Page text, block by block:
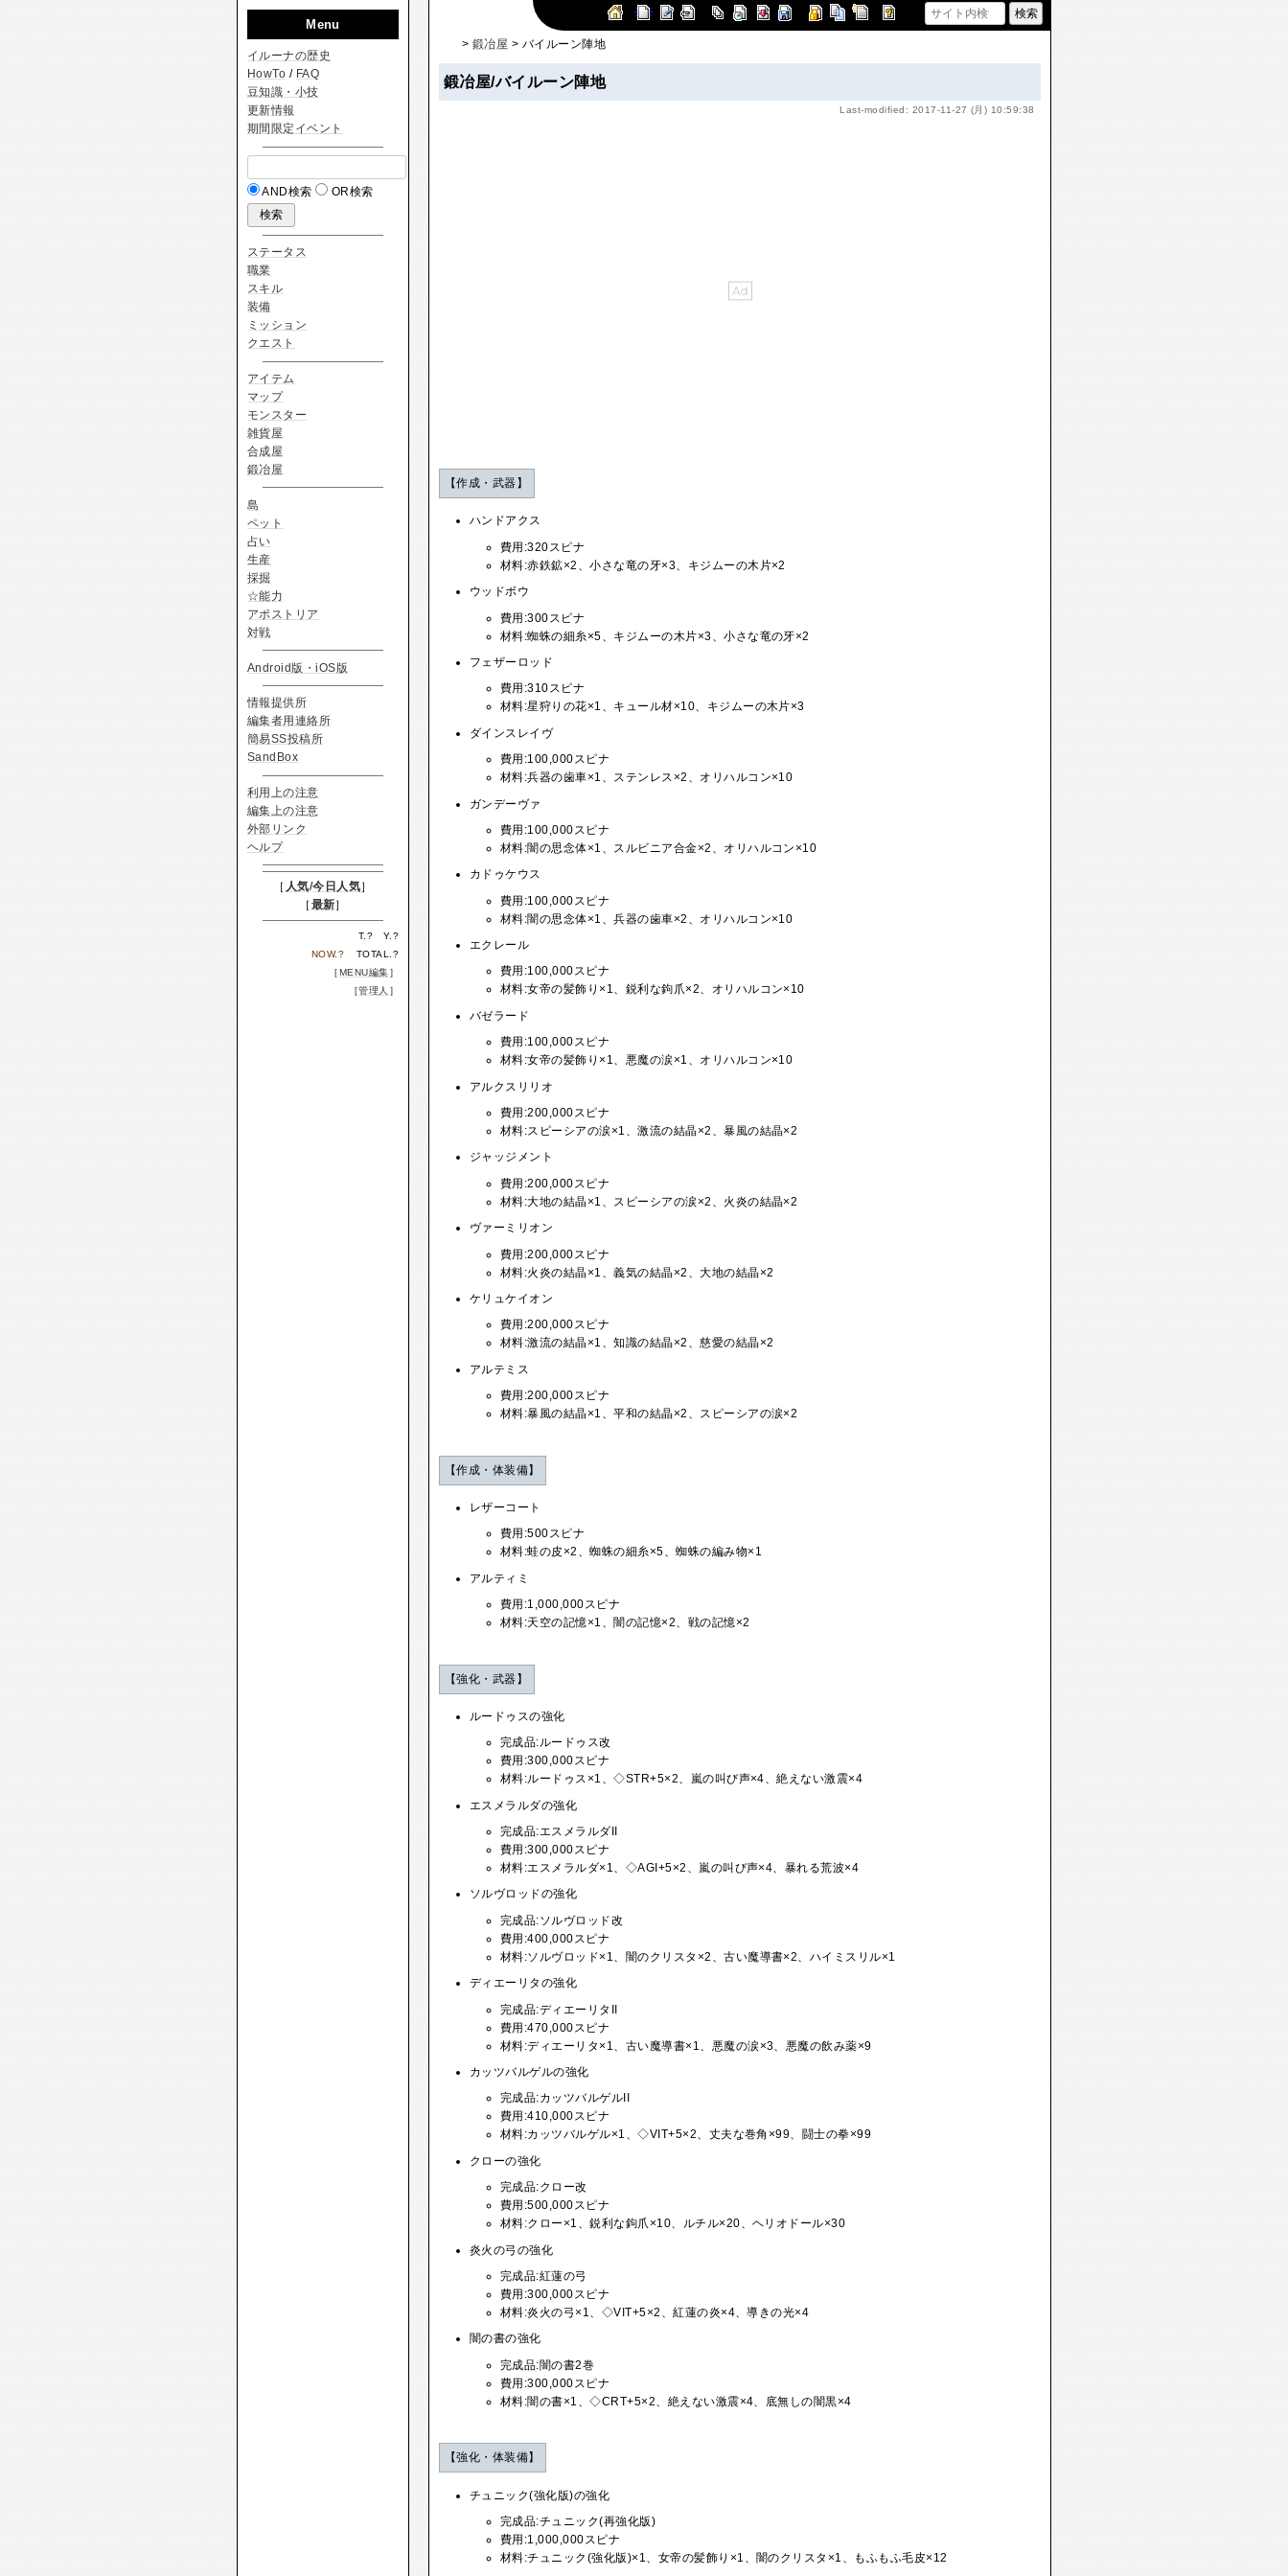
> 鍛冶屋 > バイルーン陣地
鍛冶屋/バイルーン陣地
Last-modified: 2017-11-27 (月) 10:59:38
【作成・武器】
ハンドアクス
費用:320スピナ
材料:赤鉄鉱×2、小さな竜の牙×3、キジムーの木片×2
ウッドボウ
費用:300スピナ
材料:蜘蛛の細糸×5、キジムーの木片×3、小さな竜の牙×2
フェザーロッド
費用:310スピナ
材料:星狩りの花×1、キュール材×10、キジムーの木片×3
ダインスレイヴ
費用:100,000スピナ
材料:兵器の歯車×1、ステンレス×2、オリハルコン×10
ガンデーヴァ
費用:100,000スピナ
材料:闇の思念体×1、スルビニア合金×2、オリハルコン×10
カドゥケウス
費用:100,000スピナ
材料:闇の思念体×1、兵器の歯車×2、オリハルコン×10
エクレール
費用:100,000スピナ
材料:女帝の髪飾り×1、鋭利な鉤爪×2、オリハルコン×10
バゼラード
費用:100,000スピナ
材料:女帝の髪飾り×1、悪魔の涙×1、オリハルコン×10
アルクスリリオ
費用:200,000スピナ
材料:スピーシアの涙×1、激流の結晶×2、暴風の結晶×2
ジャッジメント
費用:200,000スピナ
材料:大地の結晶×1、スピーシアの涙×2、火炎の結晶×2
ヴァーミリオン
費用:200,000スピナ
材料:火炎の結晶×1、義気の結晶×2、大地の結晶×2
ケリュケイオン
費用:200,000スピナ
材料:激流の結晶×1、知識の結晶×2、慈愛の結晶×2
アルテミス
費用:200,000スピナ
材料:暴風の結晶×1、平和の結晶×2、スピーシアの涙×2
【作成・体装備】
レザーコート
費用:500スピナ
材料:蛙の皮×2、蜘蛛の細糸×5、蜘蛛の編み物×1
アルティミ
費用:1,000,000スピナ
材料:天空の記憶×1、闇の記憶×2、戦の記憶×2
【強化・武器】
ルードゥスの強化
完成品:ルードゥス改
費用:300,000スピナ
材料:ルードゥス×1、◇STR+5×2、嵐の叫び声×4、絶えない激震×4
エスメラルダの強化
完成品:エスメラルダII
費用:300,000スピナ
材料:エスメラルダ×1、◇AGI+5×2、嵐の叫び声×4、暴れる荒波×4
ソルヴロッドの強化
完成品:ソルヴロッド改
費用:400,000スピナ
材料:ソルヴロッド×1、闇のクリスタ×2、古い魔導書×2、ハイミスリル×1
ディエーリタの強化
完成品:ディエーリタII
費用:470,000スピナ
材料:ディエーリタ×1、古い魔導書×1、悪魔の涙×3、悪魔の飲み薬×9
カッツバルゲルの強化
完成品:カッツバルゲルII
費用:410,000スピナ
材料:カッツバルゲル×1、◇VIT+5×2、丈夫な巻角×99、闘士の拳×99
クローの強化
完成品:クロー改
費用:500,000スピナ
材料:クロー×1、鋭利な鉤爪×10、ルチル×20、ヘリオドール×30
炎火の弓の強化
完成品:紅蓮の弓
費用:300,000スピナ
材料:炎火の弓×1、◇VIT+5×2、紅蓮の炎×4、導きの光×4
闇の書の強化
完成品:闇の書2巻
費用:300,000スピナ
材料:闇の書×1、◇CRT+5×2、絶えない激震×4、底無しの闇黒×4
【強化・体装備】
チュニック(強化版)の強化
完成品:チュニック(再強化版)
費用:1,000,000スピナ
材料:チュニック(強化版)×1、女帝の髪飾り×1、闇のクリスタ×1、もふもふ毛皮×12
Menu
イルーナの歴史
HowTo / FAQ
豆知識・小技
更新情報
期間限定イベント
AND検索 OR検索
ステータス
職業
スキル
装備
ミッション
クエスト
アイテム
マップ
モンスター
雑貨屋
合成屋
鍛冶屋
島
ペット
占い
生産
採掘
☆能力
アポストリア
対戦
Android版・iOS版
情報提供所
編集者用連絡所
簡易SS投稿所
SandBox
利用上の注意
編集上の注意
外部リンク
ヘルプ
［ 人気/今日人気］
［ 最新］
T.? Y.?
NOW.? TOTAL.?
［ MENU編集］
［管理人 ］